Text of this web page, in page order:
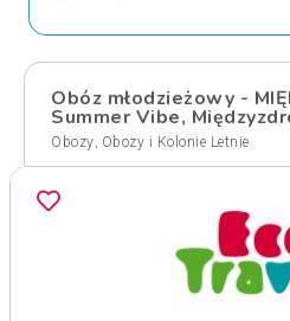
Obóz młodzieżowy -
Summer Vibe,
Obozy, Obozy i Kolonie Letnie